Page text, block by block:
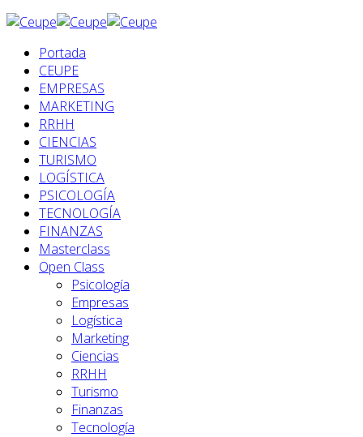
Portada
CEUPE
EMPRESAS
MARKETING
RRHH
CIENCIAS
TURISMO
LOGÍSTICA
PSICOLOGÍA
TECNOLOGÍA
FINANZAS
Masterclass
Open Class
Psicología
Empresas
Logística
Marketing
Ciencias
RRHH
Turismo
Finanzas
Tecnología